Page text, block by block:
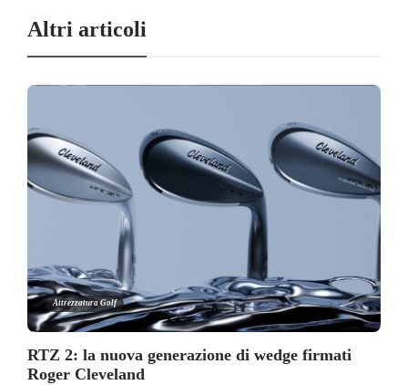
Altri articoli
Attrezzatura Golf
RTZ 2: la nuova generazione di wedge firmati
Roger Cleveland